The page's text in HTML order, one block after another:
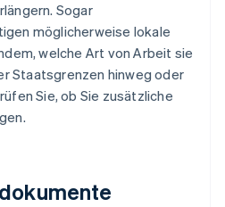
Sogar
möglicherweise lokale
welche Art von Arbeit sie
Staatsgrenzen hinweg oder
Sie, ob Sie zusätzliche